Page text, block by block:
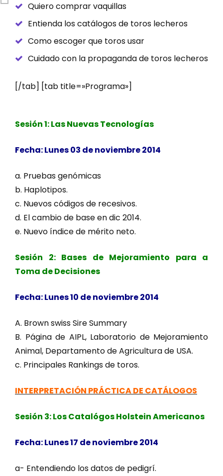
Quiero comprar vaquillas
Entienda los catálogos de toros lecheros
Como escoger que toros usar
Cuidado con la propaganda de toros lecheros
[/tab] [tab title=»Programa»]
Sesión 1: Las Nuevas Tecnologías
Fecha: Lunes 03 de noviembre 2014
a. Pruebas genómicas
b. Haplotipos.
c. Nuevos códigos de recesivos.
d. El cambio de base en dic 2014.
e. Nuevo índice de mérito neto.
Sesión 2: Bases de Mejoramiento para a
Toma de Decisiones
Fecha: Lunes 10 de noviembre 2014
A. Brown swiss Sire Summary
B. Página de AIPL, Laboratorio de Mejoramiento
Animal, Departamento de Agricultura de USA.
c. Principales Rankings de toros.
INTERPRETACIÓN PRÁCTICA DE CATÁLOGOS
Sesión 3: Los Catalógos Holstein Americanos
Fecha: Lunes 17 de noviembre 2014
a- Entendiendo los datos de pedigrí.